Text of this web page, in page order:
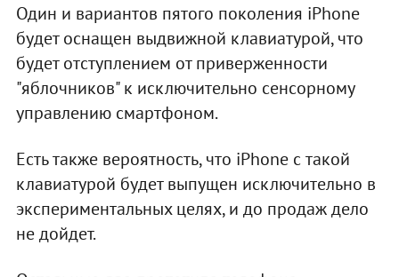
Один и вариантов пятого поколения iPhone
будет оснащен выдвижной клавиатурой, что
будет отступлением от приверженности
"яблочников" к исключительно сенсорному
управлению смартфоном.
Есть также вероятность, что iPhone с такой
клавиатурой будет выпущен исключительно в
экспериментальных целях, и до продаж дело
не дойдет.